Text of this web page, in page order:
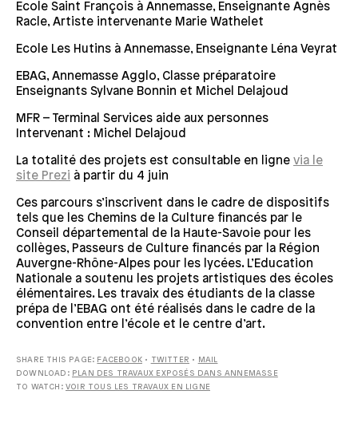
Ecole Saint François à Annemasse, Enseignante Agnès
Racle, Artiste intervenante Marie Wathelet
Ecole Les Hutins à Annemasse, Enseignante Léna Veyrat
EBAG, Annemasse Agglo, Classe préparatoire
Enseignants Sylvane Bonnin et Michel Delajoud
MFR – Terminal Services aide aux personnes
Intervenant : Michel Delajoud
La totalité des projets est consultable en ligne via le
site Prezi à partir du 4 juin
Ces parcours s’inscrivent dans le cadre de dispositifs
tels que les Chemins de la Culture financés par le
Conseil départemental de la Haute-Savoie pour les
collèges, Passeurs de Culture financés par la Région
Auvergne-Rhône-Alpes pour les lycées. L’Education
Nationale a soutenu les projets artistiques des écoles
élémentaires. Les travaix des étudiants de la classe
prépa de l’EBAG ont été réalisés dans le cadre de la
convention entre l’école et le centre d’art.
SHARE THIS PAGE: FACEBOOK • TWITTER •
MAIL
DOWNLOAD: PLAN DES TRAVAUX EXPOSÉS DANS ANNEMASSE
TO WATCH:VOIR TOUS LES TRAVAUX EN LIGNE